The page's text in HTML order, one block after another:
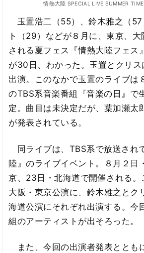
情熱大陸 SPECIAL LIVE SUMMER TIME
玉置浩二（55）、鈴木雅之（57
ト（29）などが８月に、東京、
される夏フェス『情熱大陸フェス
が30日、わかった。玉置とクリ
出演。このなかで玉置のライブは
のTBS系音楽番組『音楽の日』で
定。曲目は未決定だが、葉加瀬太
が発表されている。
同ライブは、TBS系で放送され
陸』のライブイベント。８月２日
京、23日・北海道で開催される。
大阪・東京公演に、鈴木雅之とク
海道公演にそれぞれ出演する。今
組のアーティストが出そろった。
また、今回の出演者発表ととも